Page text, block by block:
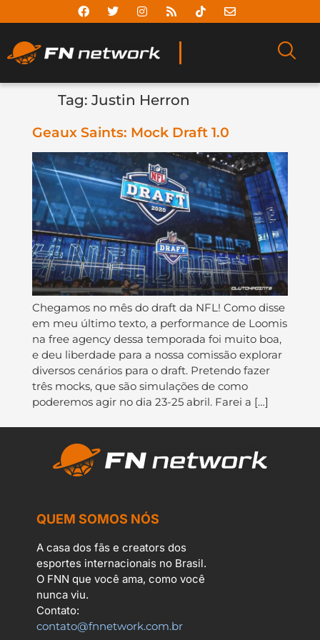
Tag: Justin Herron
Geaux Saints: Mock Draft 1.0
Chegamos no mês do draft da NFL! Como disse
em meu último texto, a performance de Loomis
na free agency dessa temporada foi muito boa,
e deu liberdade para a nossa comissão explorar
diversos cenários para o draft. Pretendo fazer
três mocks, que são simulações de como
poderemos agir no dia 23-25 abril. Farei a […]
QUEM SOMOS NÓS
A casa dos fãs e creators dos
esportes internacionais no Brasil.
O FNN que você ama, como você
nunca viu.
Contato:
contato@fnnetwork.com.br